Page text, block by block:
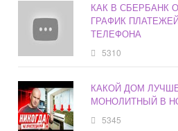
КАК В СБЕРБАНК
ГРАФИК
ТЕЛЕФОНА
5310
КАКОЙ ДОМ
МОНОЛИТНЫЙ В
5345